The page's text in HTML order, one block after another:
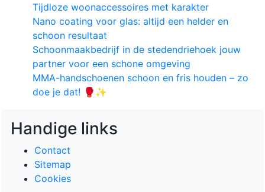
Tijdloze woonaccessoires met karakter
Nano coating voor glas: altijd een helder en
schoon resultaat
Schoonmaakbedrijf in de stedendriehoek jouw
partner voor een schone omgeving
MMA-handschoenen schoon en fris houden – zo
doe je dat! 🥊✨
Handige links
Contact
Sitemap
Cookies